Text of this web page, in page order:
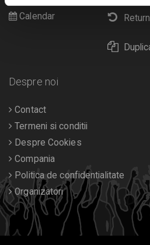
Calendar
Despre noi
Contact
Termeni si conditii
Despre Cookies
Compania
Politica de confidentialitate
Organizatori